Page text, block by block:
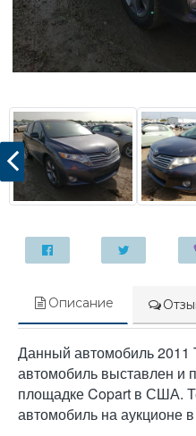
Описание
Данный автомобиль 2011
автомобиль выставлен и
площадке Copart в США.
автомобиль на аукционе